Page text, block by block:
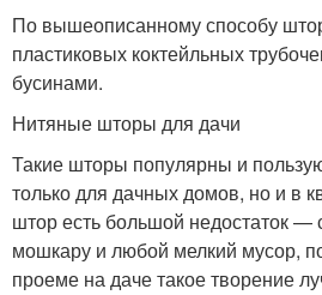
По вышеописанному способу
пластиковых коктейльных
бусинами.
Нитяные шторы для дачи
Такие шторы популярны и
только для дачных домов, но и в
штор есть большой недостаток —
мошкару и любой мелкий мусор,
проеме на даче такое творение